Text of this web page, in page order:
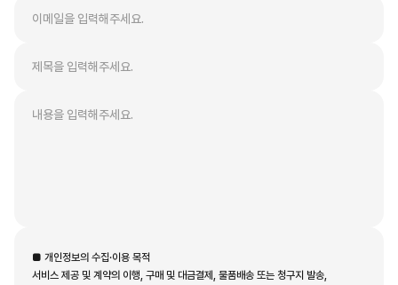
■ 개인정보의 수집·이용 목적
서비스 제공 및 계약의 이행, 구매 및 대금결제, 물품배송 또는 청구지 발송,